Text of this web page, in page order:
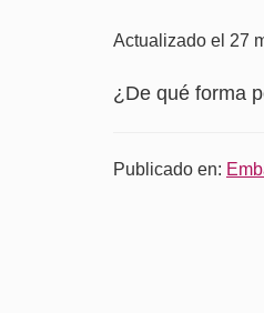
Actualizado el 27
¿De qué forma
Publicado en: